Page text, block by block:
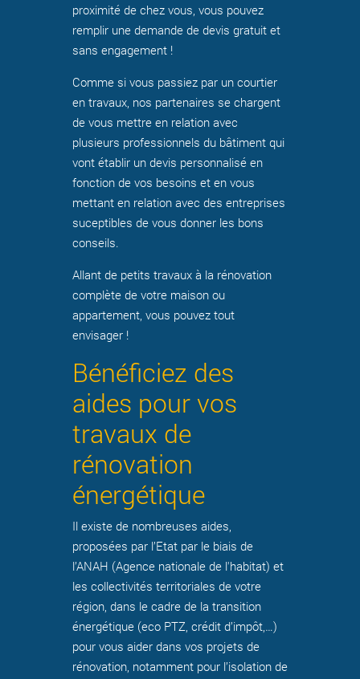
proximité de chez vous, vous pouvez
remplir une demande de devis gratuit et
sans engagement !
Comme si vous passiez par un courtier
en travaux, nos partenaires se chargent
de vous mettre en relation avec
plusieurs professionnels du bâtiment qui
vont établir un devis personnalisé en
fonction de vos besoins et en vous
mettant en relation avec des entreprises
suceptibles de vous donner les bons
conseils.
Allant de petits travaux à la rénovation
complète de votre maison ou
appartement, vous pouvez tout
envisager !
Bénéficiez des
aides pour vos
travaux de
rénovation
énergétique
Il existe de nombreuses aides,
proposées par l’Etat par le biais de
l’ANAH (Agence nationale de l'habitat) et
les collectivités territoriales de votre
région, dans le cadre de la transition
énergétique (eco PTZ, crédit d’impôt,…)
pour vous aider dans vos projets de
rénovation, notamment pour l’isolation de